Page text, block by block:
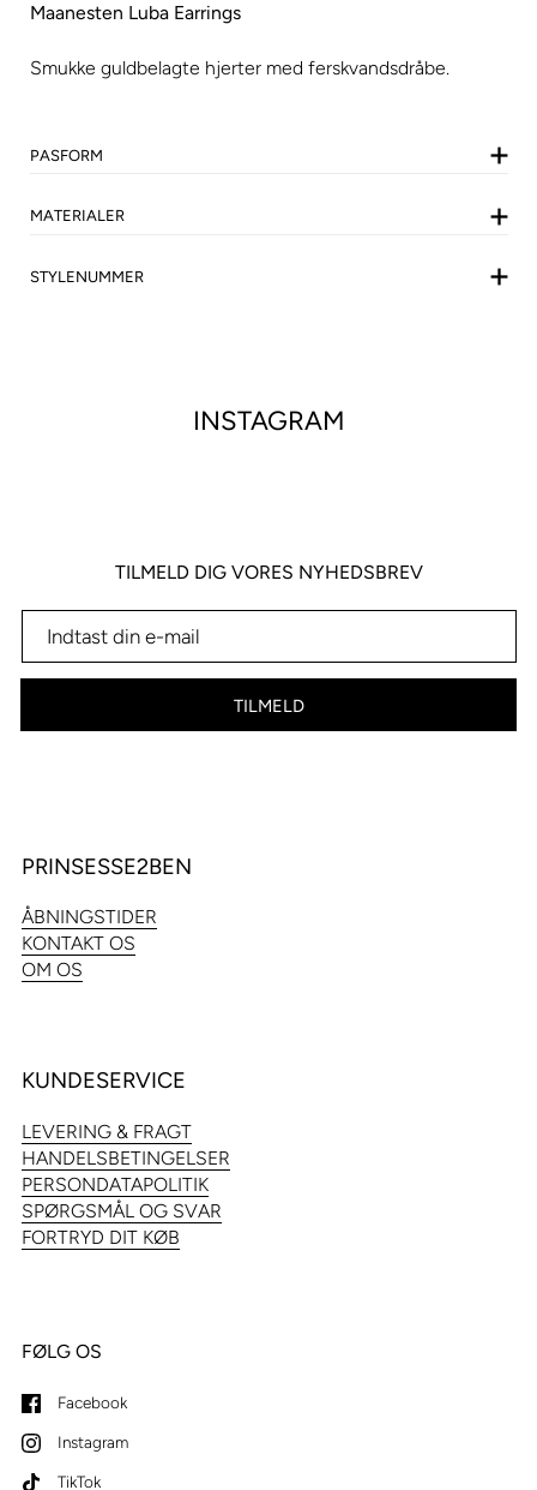
Maanesten Luba Earrings
Smukke guldbelagte hjerter med ferskvandsdråbe.
PASFORM
MATERIALER
STYLENUMMER
INSTAGRAM
TILMELD DIG VORES NYHEDSBREV
TILMELD
PRINSESSE2BEN
ÅBNINGSTIDER
KONTAKT OS
OM OS
KUNDESERVICE
LEVERING & FRAGT
HANDELSBETINGELSER
PERSONDATAPOLITIK
SPØRGSMÅL OG SVAR
FORTRYD DIT KØB
FØLG OS
Facebook
Instagram
TikTok